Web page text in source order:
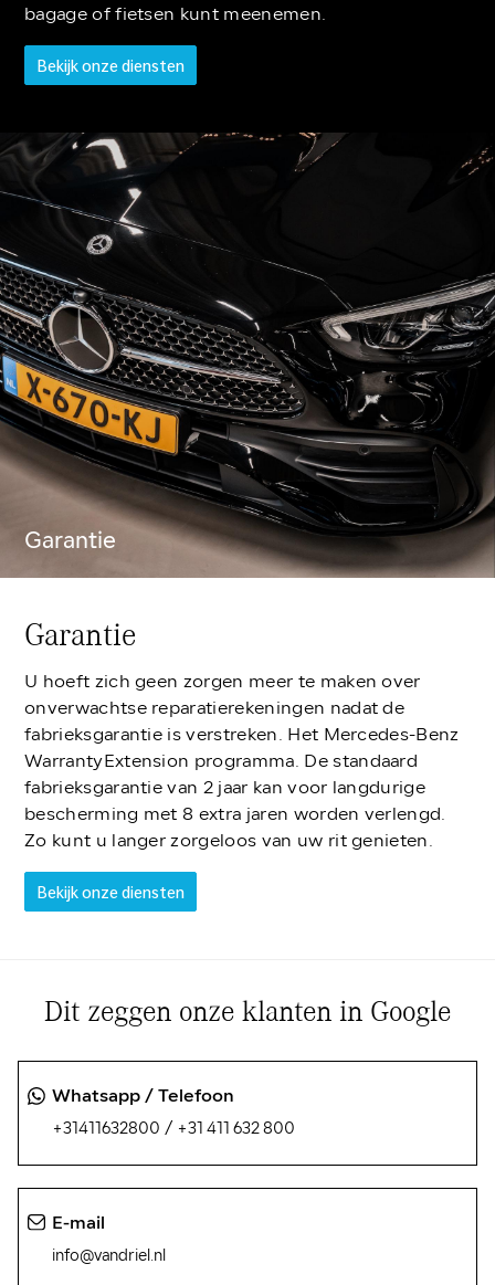
bagage of fietsen kunt meenemen.
Bekijk onze diensten
Garantie
Garantie
U hoeft zich geen zorgen meer te maken over
onverwachtse reparatierekeningen nadat de
fabrieksgarantie is verstreken. Het Mercedes-Benz
WarrantyExtension programma. De standaard
fabrieksgarantie van 2 jaar kan voor langdurige
bescherming met 8 extra jaren worden verlengd.
Zo kunt u langer zorgeloos van uw rit genieten.
Bekijk onze diensten
Dit zeggen onze klanten in Google
Whatsapp / Telefoon
+31411632800 / +31 411 632 800
E-mail
info@vandriel.nl